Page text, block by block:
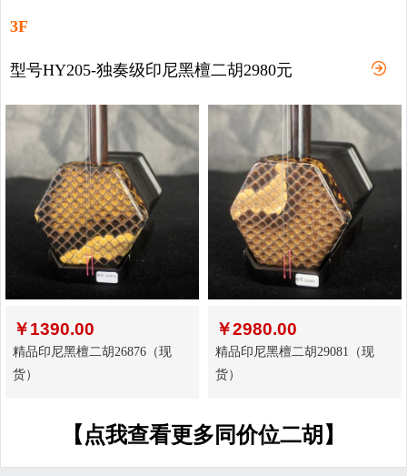
3F
型号HY205-独奏级印尼黑檀二胡2980元
￥1390.00
精品印尼黑檀二胡26876（现
货）
￥2980.00
精品印尼黑檀二胡29081（现
货）
【点我查看更多同价位二胡】